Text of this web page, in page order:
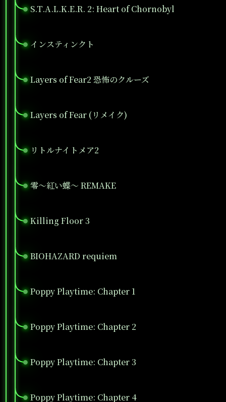
S.T.A.L.K.E.R. 2: Heart of Chornobyl
●
インスティンクト
●
Layers of Fear2 恐怖のクルーズ
●
Layers of Fear (リメイク)
●
リトルナイトメア2
●
零～紅い蝶～ REMAKE
●
Killing Floor 3
●
BIOHAZARD requiem
●
Poppy Playtime: Chapter 1
●
Poppy Playtime: Chapter 2
●
Poppy Playtime: Chapter 3
●
Poppy Playtime: Chapter 4
●